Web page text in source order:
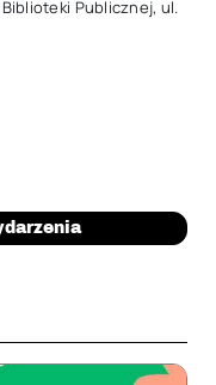
Publicznej, ul.